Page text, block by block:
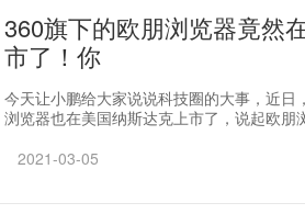
360旗下的欧朋浏览器竟然
市了！你
今天让小鹏给大家说说科技圈的大事，近日
浏览器也在美国纳斯达克上市了，说起欧朋
2021-03-05